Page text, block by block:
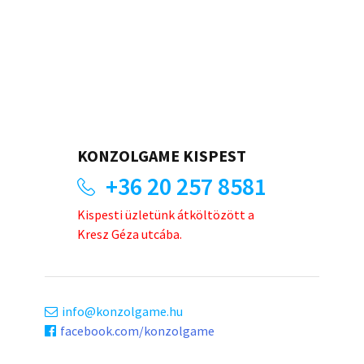
KONZOLGAME KISPEST
+36 20 257 8581
Kispesti üzletünk átköltözött a
Kresz Géza utcába.
info
konzolgame.hu
facebook.com/konzolgame